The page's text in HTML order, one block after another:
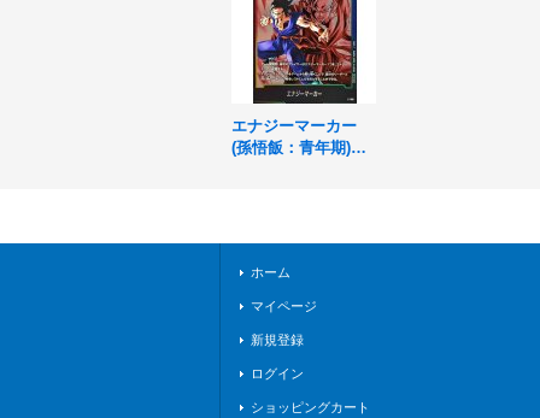
エナジーマーカー
(孫悟飯：青年期)
ホーム
マイページ
新規登録
ログイン
ショッピングカート